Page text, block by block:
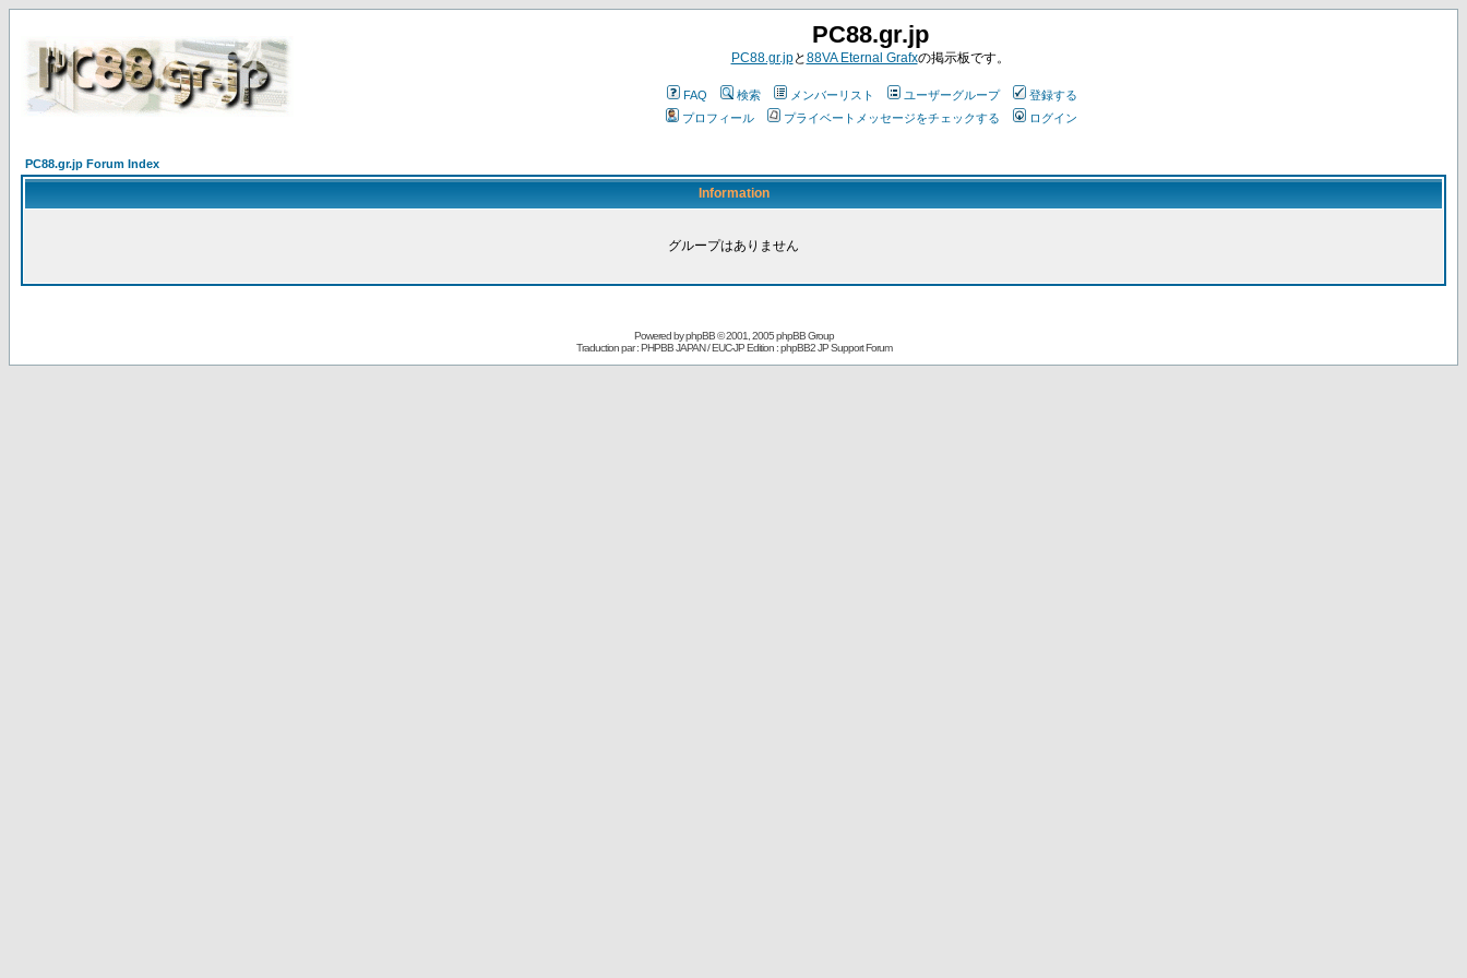
PC88.gr.jp
PC88.gr.jpと88VA Eternal Grafxの掲示板です。
FAQ 検索 メンバーリスト ユーザーグループ
登録する
プロフィール
プライベートメッセージをチェックする ログイン
PC88.gr.jp Forum Index
Information
グループはありません
Powered byphpBB© 2001, 2005 phpBB Group
Traduction par : PHPBB JAPAN / EUC-JP Edition :phpBB2 JP Support Forum